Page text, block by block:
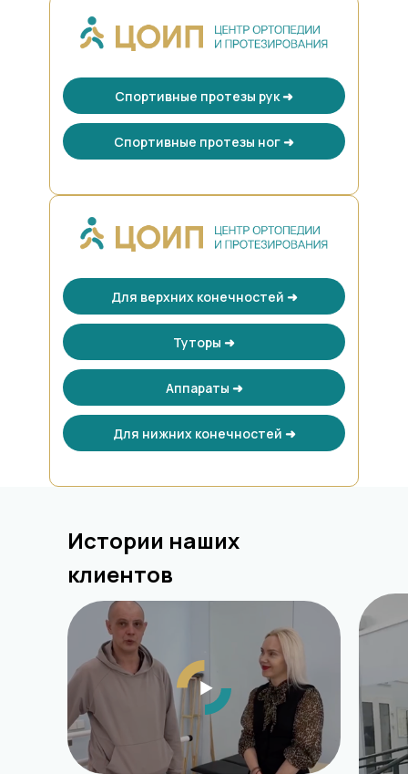
Спортивные протезы ног ➜
Спортивные протезы рук ➜
Для нижних конечностей ➜
Аппараты ➜
Туторы ➜
Для верхних конечностей ➜
Истории наших
клиентов